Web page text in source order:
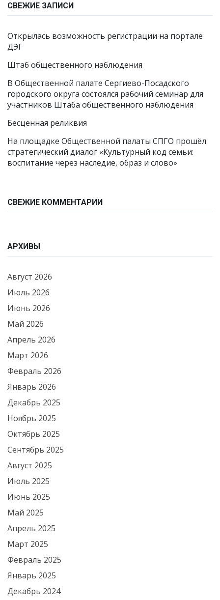
СВЕЖИЕ ЗАПИСИ
Открылась возможность регистрации на портале
ДЭГ
Штаб общественного наблюдения
В Общественной палате Сергиево-Посадского
городского округа состоялся рабочий семинар для
участников Штаба общественного наблюдения
Бесценная реликвия
На площадке Общественной палаты СПГО прошёл
стратегический диалог «Культурный код семьи:
воспитание через наследие, образ и слово»
СВЕЖИЕ КОММЕНТАРИИ
АРХИВЫ
Август 2026
Июль 2026
Июнь 2026
Май 2026
Апрель 2026
Март 2026
Февраль 2026
Январь 2026
Декабрь 2025
Ноябрь 2025
Октябрь 2025
Сентябрь 2025
Август 2025
Июль 2025
Июнь 2025
Май 2025
Апрель 2025
Март 2025
Февраль 2025
Январь 2025
Декабрь 2024